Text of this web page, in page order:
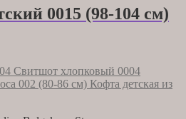
6790,00 ₽.0015 (98-104 см)
Свитшот хлопковый 0004
Кофта детская из